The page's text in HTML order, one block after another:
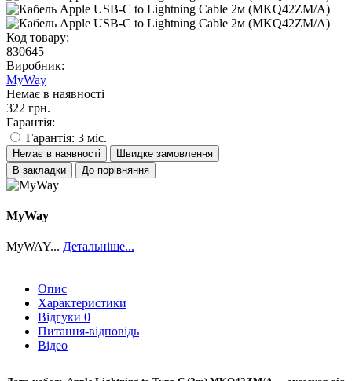
Код товару:
830645
Виробник:
MyWay
Немає в наявності
322 грн.
Гарантія:
Гарантія: 3 міс.
Немає в наявності
Швидке замовлення
В закладки
До порівняння
MyWay
MyWAY... Детальніше...
Опис
Характеристики
Відгуки 0
Питання-відповідь
Відео